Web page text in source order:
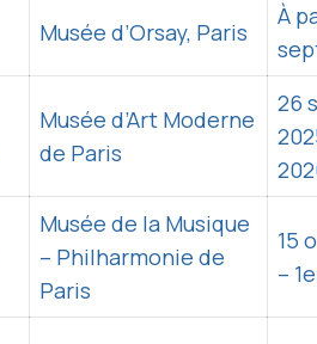
Musée d’Orsay, Paris
À
Musée d’Art Moderne
de Paris
26
Musée de la Musique
– Philharmonie de
Paris
15
–